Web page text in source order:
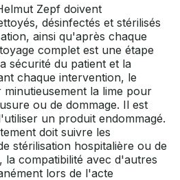
Zepf doivent
désinfectés et stérilisés
ainsi qu'après chaque
complet est une étape
sécurité du patient et la
chaque intervention, le
la lime pour
ou de dommage. Il est
un produit endommagé.
doit suivre les
stérilisation hospitalière ou de
la compatibilité avec d'autres
lors de l'acte